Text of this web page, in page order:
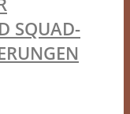
SQUAD-